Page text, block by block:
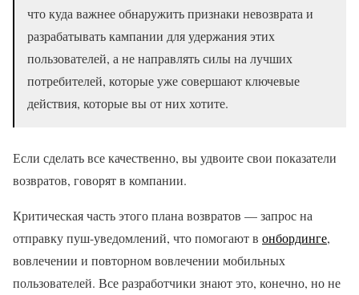
что куда важнее обнаружить признаки невозврата и
разрабатывать кампании для удержания этих
пользователей, а не направлять силы на лучших
потребителей, которые уже совершают ключевые
действия, которые вы от них хотите.
Если сделать все качественно, вы удвоите свои показатели
возвратов, говорят в компании.
Критическая часть этого плана возвратов — запрос на
отправку пуш-уведомлений, что помогают в онбординге,
вовлечении и повторном вовлечении мобильных
пользователей. Все разработчики знают это, конечно, но не